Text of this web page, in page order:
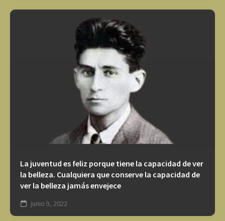
La juventud es feliz porque tiene la capacidad de ver
la belleza. Cualquiera que conserve la capacidad de
ver la belleza jamás envejece
junio 9, 2022